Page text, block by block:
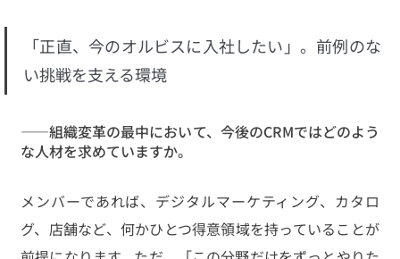
「正直、今のオルビスに入社したい」。前例のな
い挑戦を支える環境
——組織変革の最中において、今後のCRMではどのよう
な人材を求めていますか。
メンバーであれば、デジタルマーケティング、カタロ
グ、店舗など、何かひとつ得意領域を持っていることが